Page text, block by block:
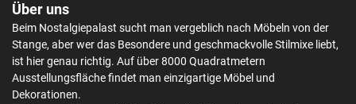
Über uns
Beim Nostalgiepalast sucht man vergeblich nach Möbeln von der
Stange, aber wer das Besondere und geschmackvolle Stilmixe liebt,
ist hier genau richtig. Auf über 8000 Quadratmetern
Ausstellungsfläche findet man einzigartige Möbel und
Dekorationen.